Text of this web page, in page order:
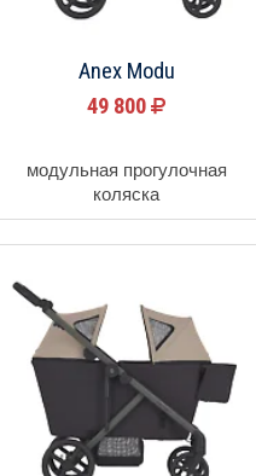
Anex Modu
49 800
модульная прогулочная
коляска